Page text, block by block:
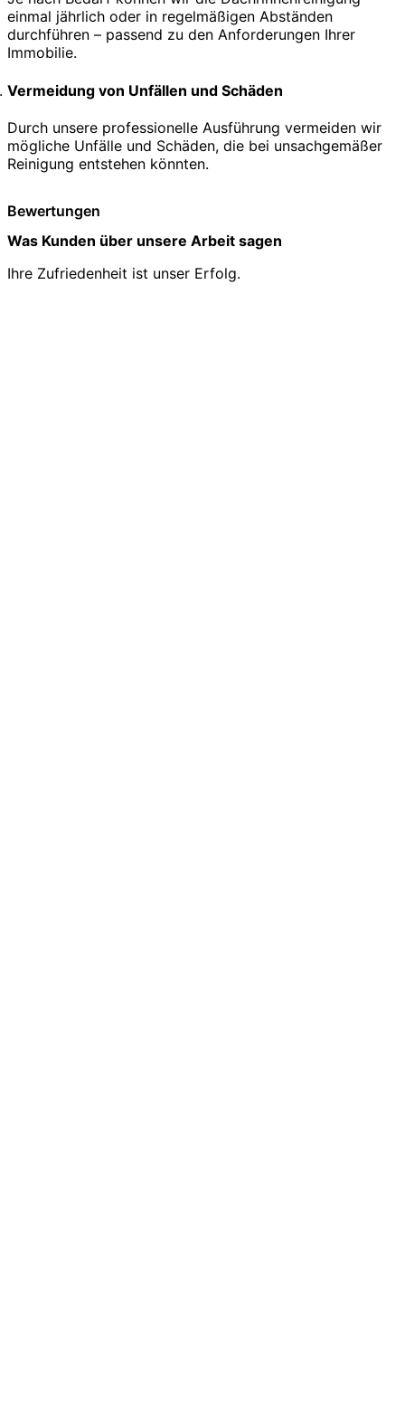
einmal jährlich oder in regelmäßigen Abständen
durchführen – passend zu den Anforderungen Ihrer
Immobilie.
Vermeidung von Unfällen und Schäden
Durch unsere professionelle Ausführung vermeiden wir
mögliche Unfälle und Schäden, die bei unsachgemäßer
Reinigung entstehen könnten.
Bewertungen
Was Kunden über unsere Arbeit sagen
Ihre Zufriedenheit ist unser Erfolg.